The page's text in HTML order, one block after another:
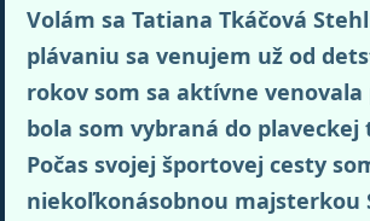
Volám sa Tatiana Tkáčová
plávaniu sa venujem už od
rokov som sa aktívne venovala
bola som vybraná do plaveckej
Počas svojej športovej cesty
niekoľkonásobnou majsterkou